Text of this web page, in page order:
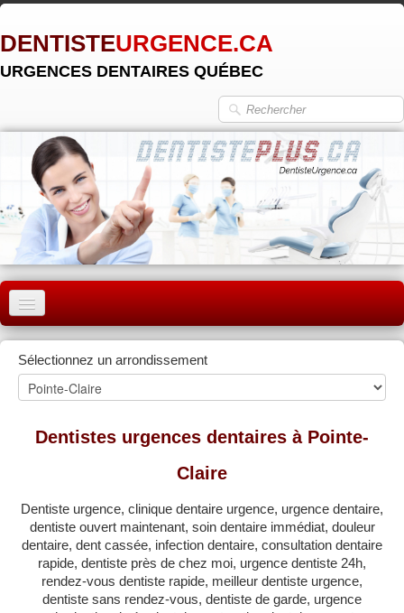
DENTISTEURGENCE.CA
URGENCES DENTAIRES QUÉBEC
ACCUEIL
MONTRÉAL
QUÉBEC
LAVAL
ZONE DENTISTE▼
Sélectionnez un arrondissement
Dentistes urgences dentaires à Pointe-
Claire
Dentiste urgence, clinique dentaire urgence, urgence dentaire,
dentiste ouvert maintenant, soin dentaire immédiat, douleur
dentaire, dent cassée, infection dentaire, consultation dentaire
rapide, dentiste près de chez moi, urgence dentiste 24h,
rendez-vous dentiste rapide, meilleur dentiste urgence,
dentiste sans rendez-vous, dentiste de garde, urgence